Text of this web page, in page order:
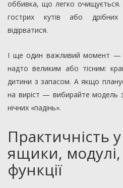
оббивка, що легко очищується.
гострих кутів або
відірватися.
І ще один важливий момент —
надто великим або тісним:
дитини з запасом. А якщо
на виріст — вибирайте модель
нічних «падінь».
Практичність
ящики, модулі,
функції